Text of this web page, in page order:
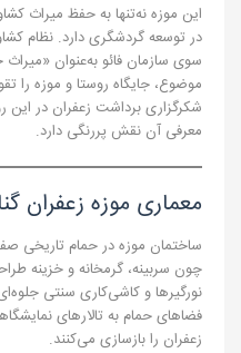
این موزه نه‌تنها به حفظ میراث
سوی سازمان فائو به‌عنوان
موضوع، جایگاه روستا و موزه
شکرگزاری برداشت زعفران در این
معرفی آن نقش پررنگی دارد.
معماری موزه زعفران
ساختمان موزه در حمام تاریخی
چون سربینه، گرمخانه و خزینه
نورگیرها و کاشی‌کاری سنتی
فضاهای حمام به تالارهای
زعفران را بازسازی می‌کنند.